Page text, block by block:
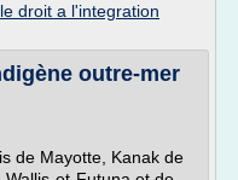
droit a l'integration
outre-mer
de Mayotte, Kanak de